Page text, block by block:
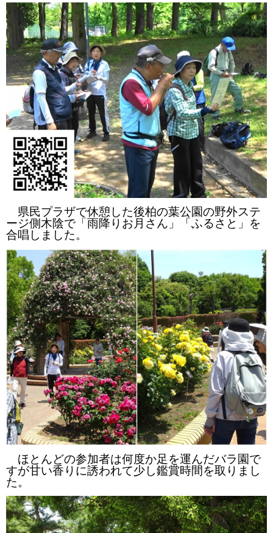
県民プラザで休憩した後柏の葉公園の野外ステ
ージ側木陰で「雨降りお月さん」「ふるさと」を
合唱しました。
ほとんどの参加者は何度か足を運んだバラ園で
すが甘い香りに誘われて少し鑑賞時間を取りまし
た。